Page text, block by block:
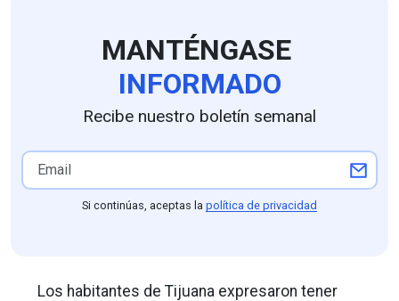
MANTÉNGASE
INFORMADO
Recibe nuestro boletín semanal
Si continúas, aceptas la política de privacidad
Los habitantes de Tijuana expresaron tener